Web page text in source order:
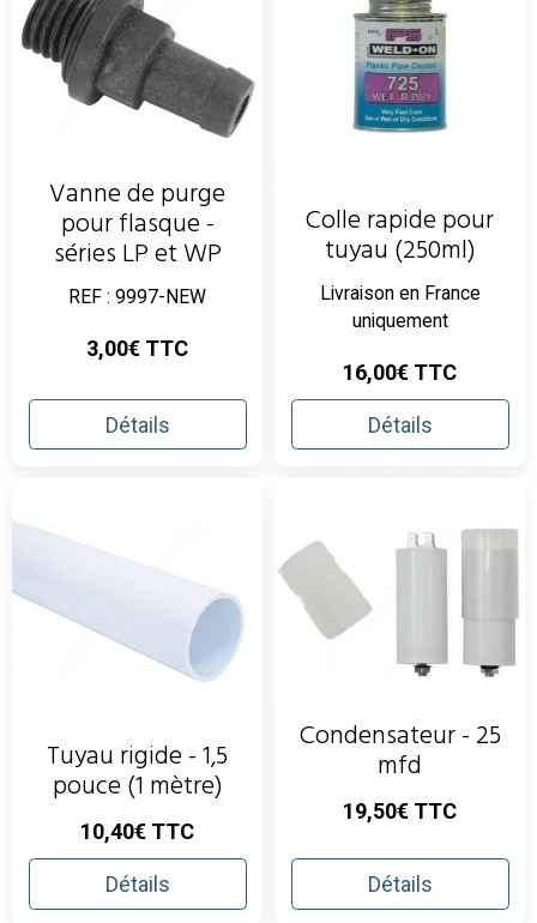
Vanne de purge
pour flasque -
séries LP et WP
REF : 9997-NEW
3,00€ TTC
Détails
Colle rapide pour
tuyau (250ml)
Livraison en France
uniquement
16,00€ TTC
Détails
Tuyau rigide - 1,5
pouce (1 mètre)
10,40€ TTC
Détails
Condensateur - 25
mfd
19,50€ TTC
Détails